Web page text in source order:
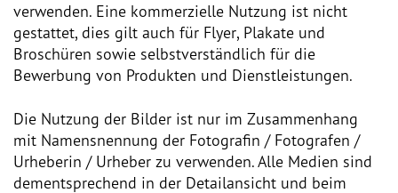
Aktuelles
Über uns
Vision
Geschichte
verwenden. Eine kommerzielle Nutzung ist nicht
gestattet, dies gilt auch für Flyer, Plakate und
Broschüren sowie selbstverständlich für die
Bewerbung von Produkten und Dienstleistungen.
Die Nutzung der Bilder ist nur im Zusammenhang
mit Namensnennung der Fotografin / Fotografen /
Urheberin / Urheber zu verwenden. Alle Medien sind
dementsprechend in der Detailansicht und beim